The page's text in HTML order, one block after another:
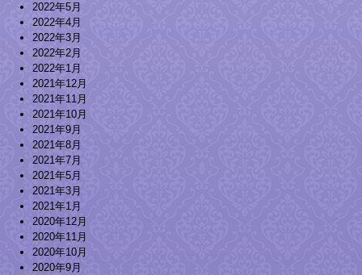
2022年5月
2022年4月
2022年3月
2022年2月
2022年1月
2021年12月
2021年11月
2021年10月
2021年9月
2021年8月
2021年7月
2021年5月
2021年3月
2021年1月
2020年12月
2020年11月
2020年10月
2020年9月